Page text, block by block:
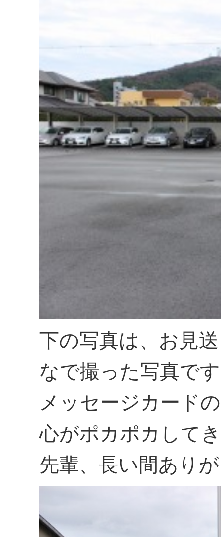
下の写真は、お見
なで撮った写真で
メッセージカード
心がポカポカして
先輩、長い間あり